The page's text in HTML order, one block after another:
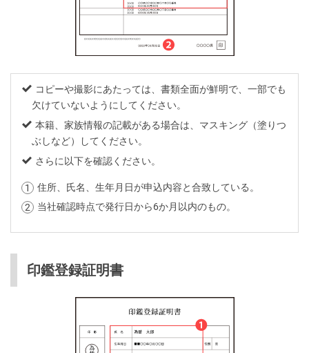
コピーや撮影にあたっては、書類全面が鮮明で、一部でも
欠けていないようにしてください。
本籍、家族情報の記載がある場合は、マスキング（塗りつ
ぶしなど）してください。
さらに以下を確認ください。
住所、氏名、生年月日が申込内容と合致している。
当社確認時点で発行日から6か月以内のもの。
印鑑登録証明書